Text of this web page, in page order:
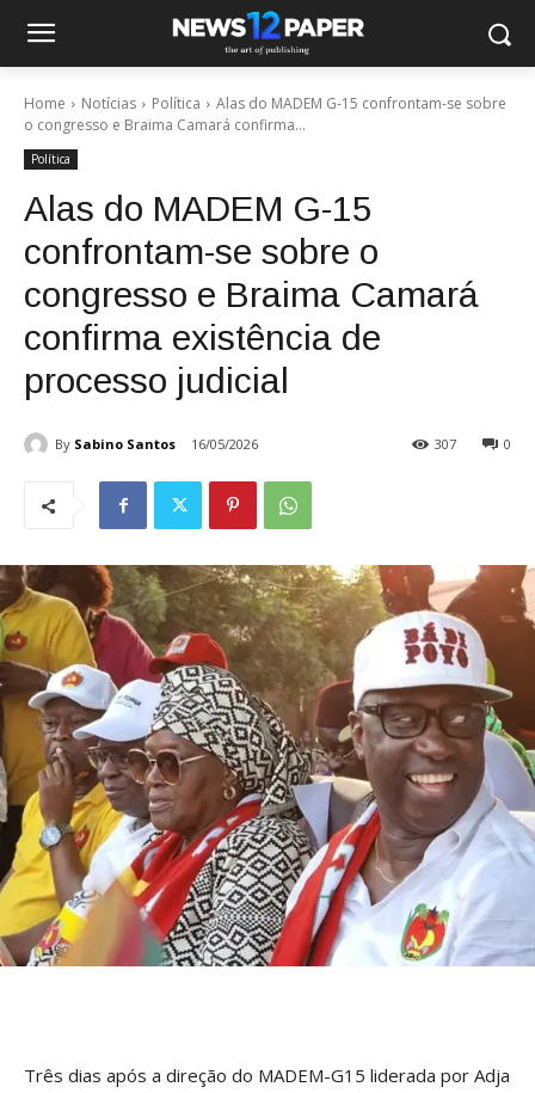
Home Notícias Política
Alas do MADEM G-15 confrontam-se sobre
o congresso e Braima Camará confirma...
Política
Alas do MADEM G-15
confrontam-se sobre o
congresso e Braima Camará
confirma existência de
processo judicial
By Sabino Santos 16/05/2026 0
307
Três dias após a direção do MADEM-G15 liderada por Adja